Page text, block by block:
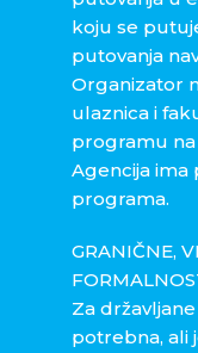
koju se
putovanja
Organizator
ulaznica i
programu
Agencija
programa.
GRANIČNE,
Za
potrebna, ali